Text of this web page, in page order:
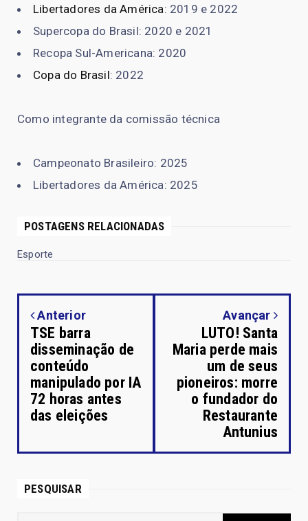
Libertadores da América: 2019 e 2022
Supercopa do Brasil: 2020 e 2021
Recopa Sul-Americana: 2020
Copa do Brasil: 2022
Como integrante da comissão técnica
Campeonato Brasileiro: 2025
Libertadores da América: 2025
POSTAGENS RELACIONADAS
Esporte
Anterior
TSE barra
disseminação de
conteúdo
manipulado por IA
72 horas antes
das eleições
Avançar
LUTO! Santa
Maria perde mais
um de seus
pioneiros: morre
o fundador do
Restaurante
Antunius
PESQUISAR